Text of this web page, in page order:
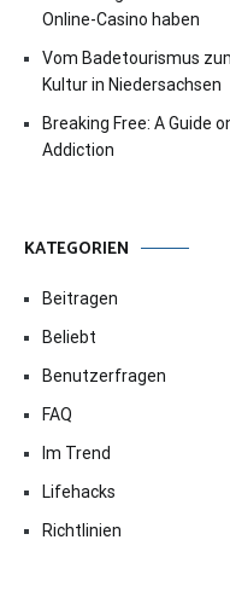
Online-Casino haben
Vom Badetourismus
Kultur in Niedersachsen
Breaking Free: A Guide
Addiction
KATEGORIEN
Beitragen
Beliebt
Benutzerfragen
FAQ
Im Trend
Lifehacks
Richtlinien